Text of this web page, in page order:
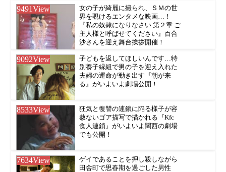
9491View
女の子が綺麗に撮られ、ＳＭの世
界を覗けるエンタメな映画…！
『私の奴隷になりなさい 第２章 ご
主人様と呼ばせてください』百合
沙さんを迎え舞台挨拶開催！
9092View
子どもを返してほしいんです…特
別養子縁組で男の子を迎え入れた
夫婦の運命が動き出す『朝が来
る』がいよいよ劇場公開！
8533View
狂気と復讐の連鎖に陥る様子が容
赦ないゴア描写で描かれる『Kfc
食人連鎖』がいよいよ関西の劇場
でも公開！
7634View
ゲイであることを押し殺しながら
田舎町で思春期を過ごした男性